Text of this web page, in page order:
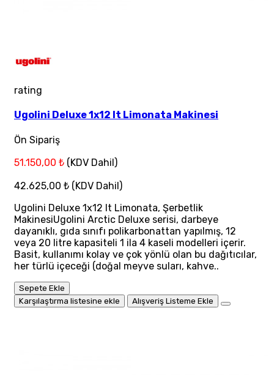
rating
Ugolini Deluxe 1x12 lt Limonata Makinesi
Ön Sipariş
51.150,00 ₺ (KDV Dahil)
42.625,00 ₺ (KDV Dahil)
Ugolini Deluxe 1x12 lt Limonata, Şerbetlik
MakinesiUgolini Arctic Deluxe serisi, darbeye
dayanıklı, gıda sınıfı polikarbonattan yapılmış, 12
veya 20 litre kapasiteli 1 ila 4 kaseli modelleri içerir.
Basit, kullanımı kolay ve çok yönlü olan bu dağıtıcılar,
her türlü içeceği (doğal meyve suları, kahve..
Sepete Ekle
Karşılaştırma listesine ekle
Alışveriş Listeme Ekle